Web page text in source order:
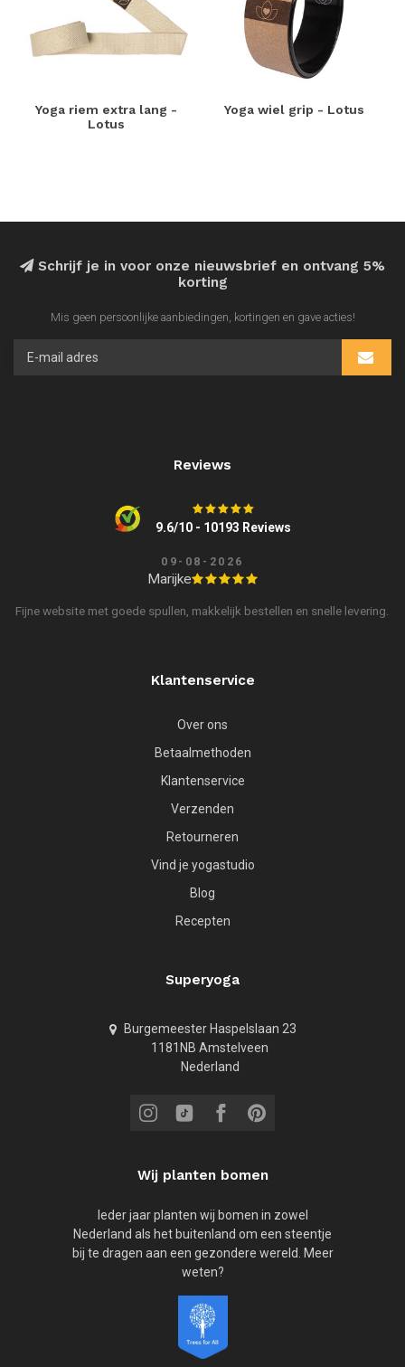
Yoga riem extra lang -
Lotus
Yoga wiel grip - Lotus
Schrijf je in voor onze nieuwsbrief en ontvang 5%
korting
Mis geen persoonlijke aanbiedingen, kortingen en gave acties!
Reviews
9.6/10 - 10193 Reviews
09-08-2026
Marijke
Fijne website met goede spullen, makkelijk bestellen en snelle levering.
Klantenservice
Over ons
Betaalmethoden
Klantenservice
Verzenden
Retourneren
Vind je yogastudio
Blog
Recepten
Superyoga
Burgemeester Haspelslaan 23
1181NB Amstelveen
Nederland
Wij planten bomen
Ieder jaar planten wij bomen in zowel
Nederland als het buitenland om een steentje
bij te dragen aan een gezondere wereld. Meer
weten?